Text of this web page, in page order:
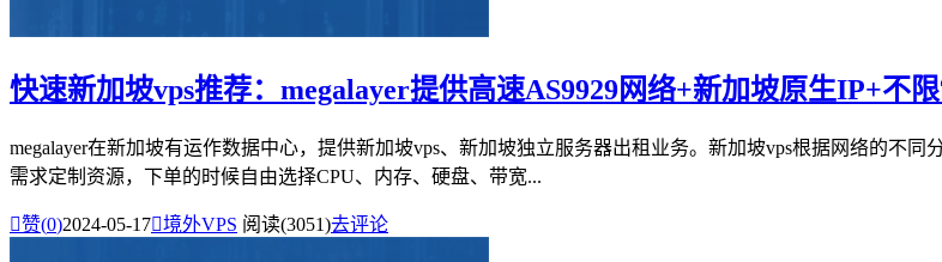
快速新加坡vps推荐：megalayer提供高速AS9929网络+新加坡原生IP+不
megalayer在新加坡有运作数据中心，提供新加坡vps、新加坡独立服务器出租业务。新加坡vps根据网络的不
需求定制资源，下单的时候自由选择CPU、内存、硬盘、带宽...
赞(0)2024-05-17境外VPS 阅读(3051)去评论